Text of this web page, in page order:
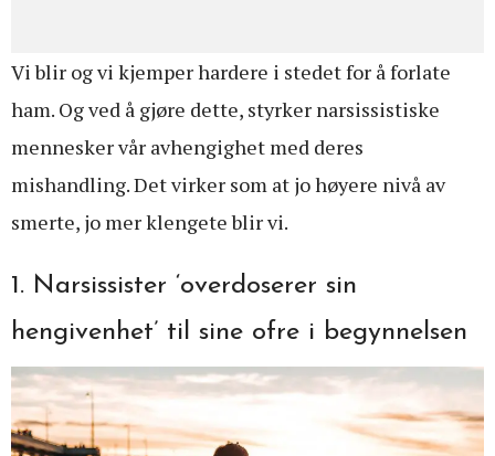
Vi blir og vi kjemper hardere i stedet for å forlate
ham. Og ved å gjøre dette, styrker narsissistiske
mennesker vår avhengighet med deres
mishandling. Det virker som at jo høyere nivå av
smerte, jo mer klengete blir vi.
1. Narsissister ‘overdoserer sin
hengivenhet’ til sine ofre i begynnelsen